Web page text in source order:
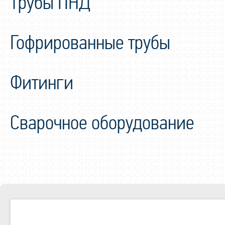
Гофрированные трубы
Фитинги
Сварочное оборудование